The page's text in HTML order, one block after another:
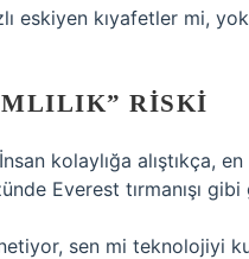
eskiyen kıyafetler mi,
RISKI
kolaylığa alıştıkça,
Everest tırmanışı gibi
sen mi teknolojiyi